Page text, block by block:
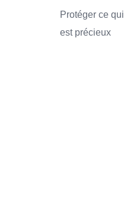
Protéger ce qui
est précieux​